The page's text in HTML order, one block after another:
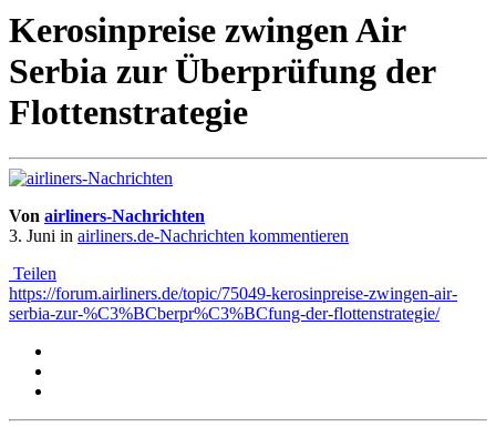
Kerosinpreise zwingen Air
Serbia zur Überprüfung der
Flottenstrategie
Von airliners-Nachrichten
3. Juni in airliners.de-Nachrichten kommentieren
Teilen
https://forum.airliners.de/topic/75049-kerosinpreise-zwingen-air-
serbia-zur-%C3%BCberpr%C3%BCfung-der-flottenstrategie/